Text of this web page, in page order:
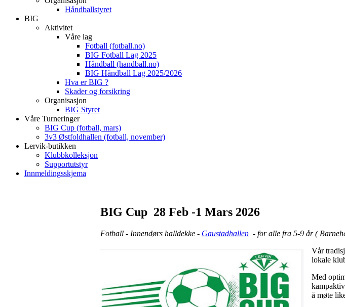
Håndballstyret
BIG
Aktivitet
Våre lag
Fotball (fotball.no)
BIG Fotball Lag 2025
Håndball (handball.no)
BIG Håndball Lag 2025/2026
Hva er BIG ?
Skader og forsikring
Organisasjon
BIG Styret
Våre Turneringer
BIG Cup (fotball, mars)
3v3 Østfoldhallen (fotball, november)
Lervik-butikken
Klubbkolleksjon
Supportutstyr
Innmeldingsskjema
BIG Cup 28 Feb -1 Mars 2026
Fotball - Innendørs halldekke - Gaustadhallen - for alle fra 5-9 år (
Vår
lokale
Med
å møte